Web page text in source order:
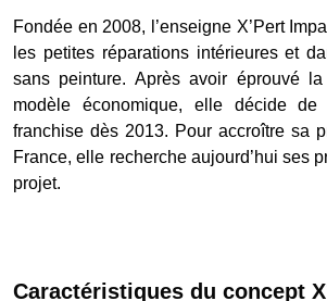
Fondée en 2008, l’enseigne X’Pert
les petites réparations intérieures et
sans peinture. Après avoir éprouvé
modèle économique, elle décide
franchise dès 2013. Pour accroître sa
France, elle recherche aujourd’hui ses
projet.
Caractéristiques du concept